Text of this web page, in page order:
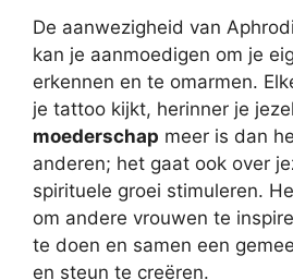
De aanwezigheid van
kan je aanmoedigen om je
erkennen en te omarmen.
je tattoo kijkt, herinner je
moederschap meer is dan
anderen; het gaat ook over
spirituele groei stimuleren.
om andere vrouwen te
te doen en samen een
en steun te creëren.